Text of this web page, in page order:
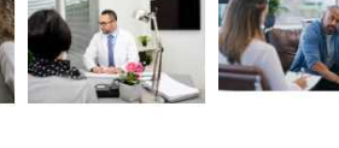
Tratamentos
para
transtorno
bipolar